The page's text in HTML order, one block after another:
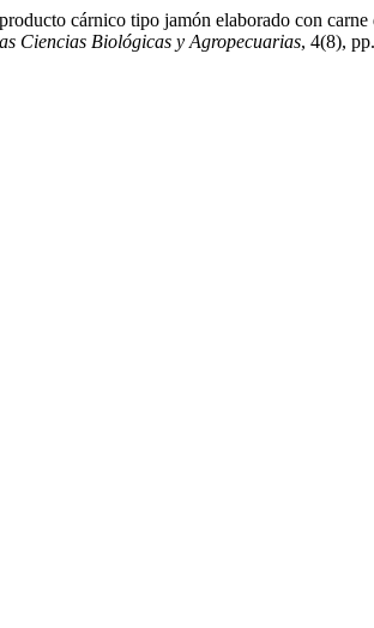
cárnico tipo jamón elaborado con
Ciencias Biológicas y Agropecuarias, 4(8),